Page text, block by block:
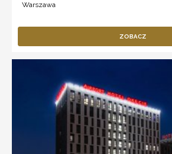
Warszawa
ZOBACZ